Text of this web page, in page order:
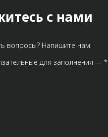
с нами
вопросы? Напишите нам.
для заполнения — *